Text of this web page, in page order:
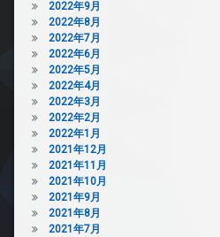
2022年9月
2022年8月
2022年7月
2022年6月
2022年5月
2022年4月
2022年3月
2022年2月
2022年1月
2021年12月
2021年11月
2021年10月
2021年9月
2021年8月
2021年7月